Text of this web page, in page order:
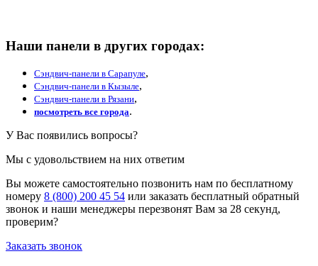
Наши панели в других городах:
Сэндвич-панели в Сарапуле,
Сэндвич-панели в Кызыле,
Сэндвич-панели в Рязани,
посмотреть все города.
У Вас появились вопросы?
Мы с удовольствием на них ответим
Вы можете самостоятельно позвонить нам по бесплатному
номеру 8 (800) 200 45 54 или заказать бесплатный обратный
звонок и наши менеджеры перезвонят Вам за 28 секунд,
проверим?
Заказать звонок